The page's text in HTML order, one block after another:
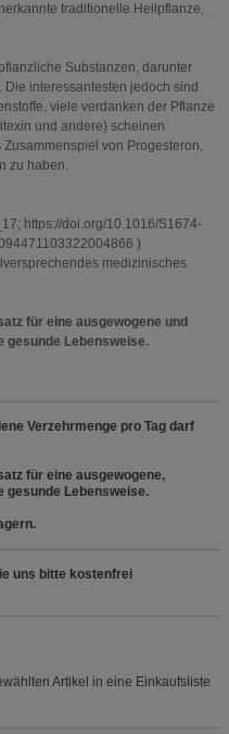
traditionelle Heilpflanze,
Substanzen, darunter
interessantesten jedoch sind
viele verdanken der Pflanze
und andere) scheinen
von Progesteron,
zu haben.
https://doi.org/10.1016/S1674-
)
medizinisches
für eine ausgewogene und
gesunde Lebensweise.
Verzehrmenge pro Tag darf
für eine ausgewogene,
gesunde Lebensweise.
uns bitte kostenfrei
Artikel in eine Einkaufsliste